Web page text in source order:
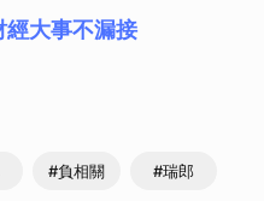
經大事不漏接
#負相關 #瑞郎